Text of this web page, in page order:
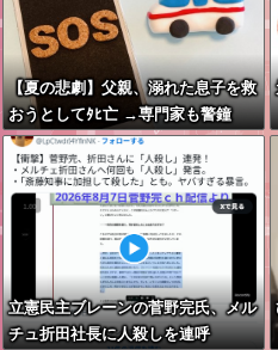
【夏の悲劇】父親、溺れた息子を救
おうとしてﾀﾋ亡 →専門家も警鐘
「救助は二次被害が多い」
立憲民主ブレーンの菅野完氏、メル
チュ折田社長に人殺しを連呼